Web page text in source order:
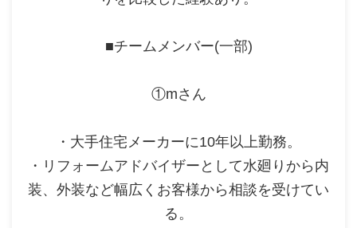
■チームメンバー(一部)
①mさん
・大手住宅メーカーに10年以上勤務。
・リフォームアドバイザーとして水廻りから内
装、外装など幅広くお客様から相談を受けてい
る。